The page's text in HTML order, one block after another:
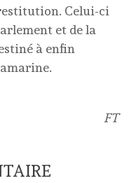
Celui-ci
et de la
à enfin
FT